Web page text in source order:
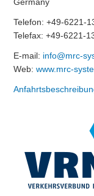
Telefon: +49-6221-
Telefax: +49-6221-
E-mail: info@mrc-
Web: www.mrc-